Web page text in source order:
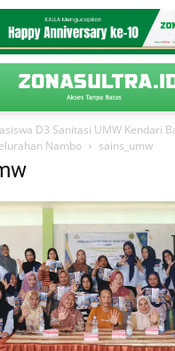
D3 Sanitasi UMW Kendari
Nambo
sains_umw